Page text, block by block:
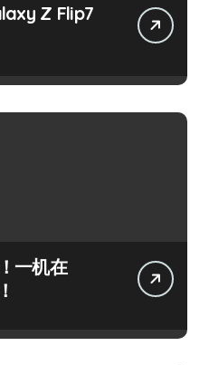
Z Flip7
一机在